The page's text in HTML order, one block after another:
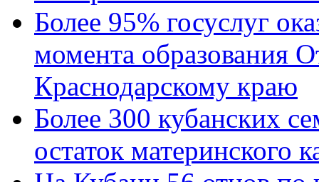
Более 95% госуслуг
момента образования
Краснодарскому краю
Более 300 кубанских
остаток материнского